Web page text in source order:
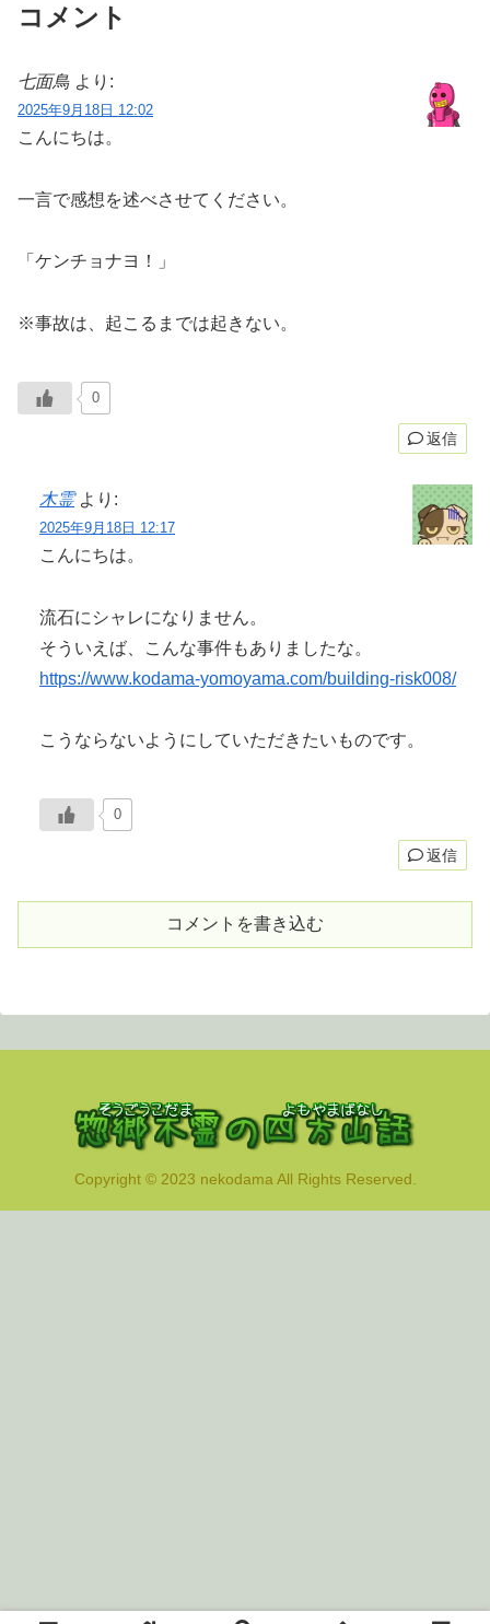
コメント
七面鳥 より:
2025年9月18日 12:02
こんにちは。
一言で感想を述べさせてください。
「ケンチョナヨ！」
※事故は、起こるまでは起きない。
0
返信
木霊 より:
2025年9月18日 12:17
こんにちは。
流石にシャレになりません。
そういえば、こんな事件もありましたな。
https://www.kodama-yomoyama.com/building-risk008/
こうならないようにしていただきたいものです。
0
返信
コメントを書き込む
Copyright © 2023 nekodama All Rights Reserved.